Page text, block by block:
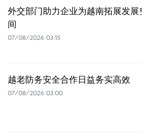
外交部门助力企业为越南拓展发展
间
07/08/2026 03:15
越老防务安全合作日益务实高效
07/08/2026 03:00